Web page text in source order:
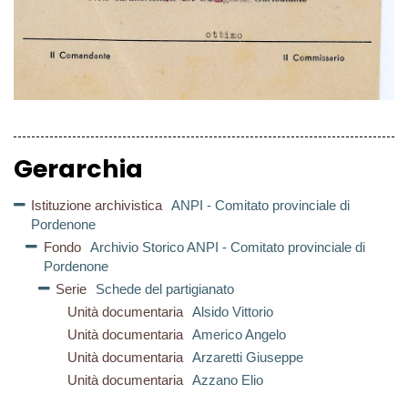
Gerarchia
Istituzione archivistica
ANPI - Comitato provinciale di
Pordenone
Fondo
Archivio Storico ANPI - Comitato provinciale di
Pordenone
Serie
Schede del partigianato
Unità documentaria
Alsido Vittorio
Unità documentaria
Americo Angelo
Unità documentaria
Arzaretti Giuseppe
Unità documentaria
Azzano Elio